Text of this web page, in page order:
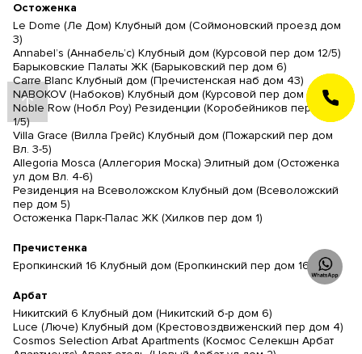
Остоженка
Le Dome (Ле Дом) Клубный дом (Соймоновский проезд дом
3)
Annabel’s (Аннабель’с) Клубный дом (Курсовой пер дом 12/5)
Барыковские Палаты ЖК (Барыковский пер дом 6)
Carre Blanc Клубный дом (Пречистенская наб дом 43)
NABOKOV (Набоков) Клубный дом (Курсовой пер дом 10/1)
Noble Row (Нобл Роу) Резиденции (Коробейников пер дом
1/5)
Villa Grace (Вилла Грейс) Клубный дом (Пожарский пер дом
Вл. 3-5)
Allegoria Mosca (Аллегория Моска) Элитный дом (Остоженка
ул дом Вл. 4-6)
Резиденция на Всеволожском Клубный дом (Всеволожский
пер дом 5)
Остоженка Парк-Палас ЖК (Хилков пер дом 1)
Пречистенка
Еропкинский 16 Клубный дом (Еропкинский пер дом 16/23)
Арбат
Никитский 6 Клубный дом (Никитский б-р дом 6)
Luce (Люче) Клубный дом (Крестовоздвиженский пер дом 4)
Cosmos Selection Arbat Apartments (Космос Селекшн Арбат
ЗАКАЗАТЬ
ЗВОНОК